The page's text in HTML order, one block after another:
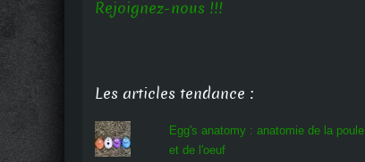
Rejoignez-nous !!!
Les articles tendance :
Egg's anatomy : anatomie de la poule
et de l'oeuf